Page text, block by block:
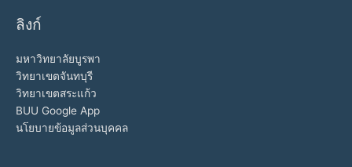
ลิงก์
มหาวิทยาลัยบูรพา
วิทยาเขตจันทบุรี
วิทยาเขตสระแก้ว
BUU Google App
นโยบายข้อมูลส่วนบุคคล